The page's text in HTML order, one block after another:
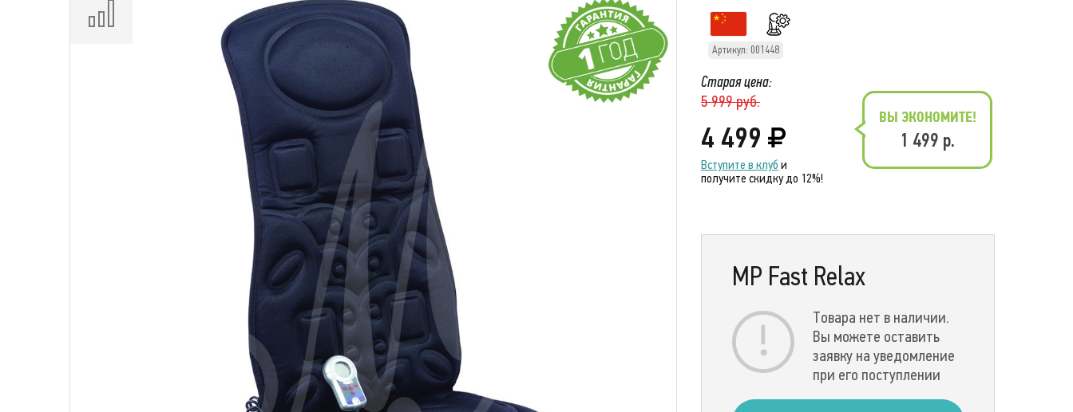
Артикул: 001448
Старая цена:
5 999 руб.
4 499
Вступите в клуб и
получите скидку до 12%!
ВЫ ЭКОНОМИТЕ!
1 499 р.
MP Fast Relax
Товара нет в наличии.
Вы можете оставить
заявку на уведомление
при его поступлении